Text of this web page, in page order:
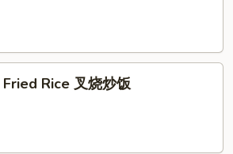
Rice 叉烧炒饭